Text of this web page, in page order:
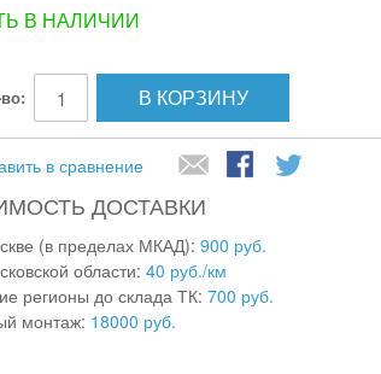
В НАЛИЧИИ
В КОРЗИНУ
в сравнение
ДОСТАВКИ
(в пределах МКАД): 900 руб.
области: 40 руб./км
регионы до склада ТК: 700 руб.
монтаж: 18000 руб.